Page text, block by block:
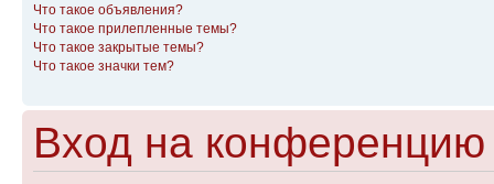
Что такое объявления?
Что такое прилепленные темы?
Что такое закрытые темы?
Что такое значки тем?
Вход на конференцию